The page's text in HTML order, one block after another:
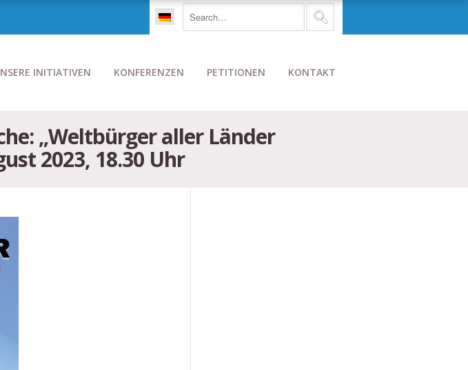
INITIATIVEN KONFERENZEN PETITIONEN KONTAKT
„Weltbürger aller Länder
2023, 18.30 Uhr